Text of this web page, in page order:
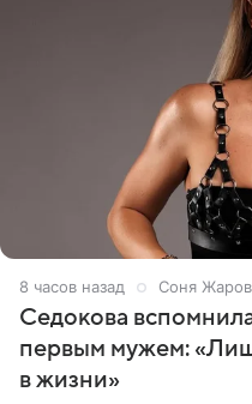
8 часов назад Соня
Седокова
первым мужем:
в жизни»